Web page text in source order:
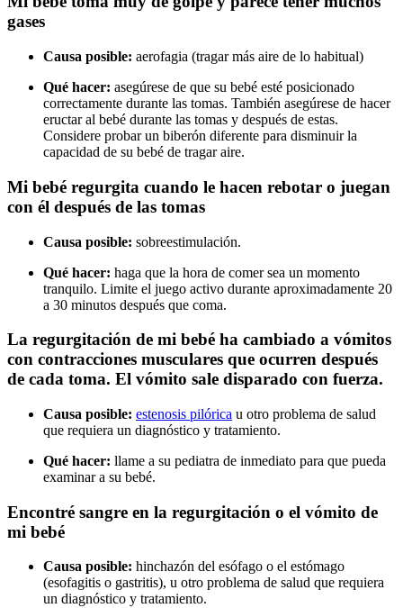
gases
Causa posible: aerofagia (tragar más aire de lo habitual)
Qué hacer: asegúrese de que su bebé esté posicionado
correctamente durante las tomas. También asegúrese de hacer
eructar al bebé durante las tomas y después de estas.
Considere probar un biberón diferente para disminuir la
capacidad de su bebé de tragar aire.
Mi bebé regurgita cuando le hacen rebotar o juegan
con él después de las tomas
Causa posible: sobreestimulación.
Qué hacer: haga que la hora de comer sea un momento
tranquilo. Limite el juego activo durante aproximadamente 20
a 30 minutos después que coma.
La regurgitación de mi bebé ha cambiado a vómitos
con contracciones musculares que ocurren después
de cada toma. El vómito sale disparado con fuerza.
Causa posible: estenosis pilórica u otro problema de salud
que requiera un diagnóstico y tratamiento.
Qué hacer: llame a su pediatra de inmediato para que pueda
examinar a su bebé.
Encontré sangre en la regurgitación o el vómito de
mi bebé
Causa posible: hinchazón del esófago o el estómago
(esofagitis o gastritis), u otro problema de salud que requiera
un diagnóstico y tratamiento.